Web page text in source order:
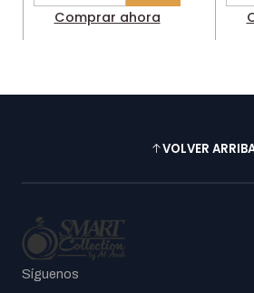
Comprar ahora
VOLVER
Síguenos